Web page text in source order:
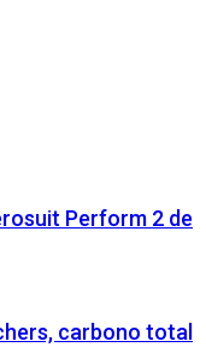
Perform 2 de
carbono total